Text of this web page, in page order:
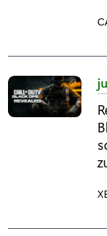
A
C
T
G
O
R
I
A
C
T